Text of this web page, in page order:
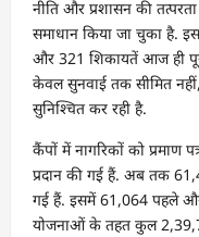
नीति और प्रशासन की
समाधान किया जा चुका है.
और 321 शिकायतें आज ही
केवल सुनवाई तक सीमित
सुनिश्चित कर रही है.
कैंपों में नागरिकों को प्रमाण
प्रदान की गई हैं. अब तक
गई हैं. इसमें 61,064 पहले
योजनाओं के तहत कुल